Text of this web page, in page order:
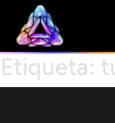
Etiqueta: